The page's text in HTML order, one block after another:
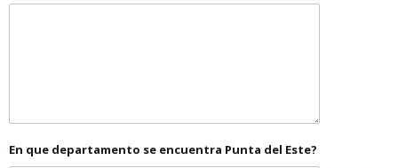
En que departamento se encuentra Punta del Este?